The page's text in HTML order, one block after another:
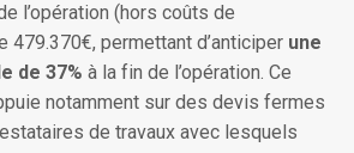
l’opération (hors coûts de
479.370€, permettant d’anticiper une
de 37% à la fin de l’opération. Ce
notamment sur des devis fermes
de travaux avec lesquels